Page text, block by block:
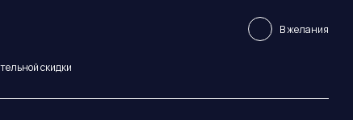
В желания
скидки